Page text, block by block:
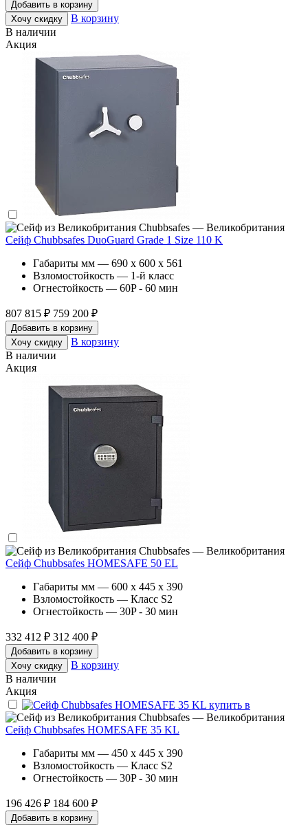
Добавить в корзину
Хочу скидку
В корзину
В наличии
Акция
Chubbsafes — Великобритания
Сейф Chubbsafes DuoGuard Grade 1 Size 110 K
Габариты мм — 690 x 600 x 561
Взломостойкость — 1-й класс
Огнестойкость — 60P - 60 мин
807 815 ₽ 759 200 ₽
Добавить в корзину
Хочу скидку
В корзину
В наличии
Акция
Chubbsafes — Великобритания
Сейф Chubbsafes HOMESAFE 50 EL
Габариты мм — 600 x 445 x 390
Взломостойкость — Класс S2
Огнестойкость — 30P - 30 мин
332 412 ₽ 312 400 ₽
Добавить в корзину
Хочу скидку
В корзину
В наличии
Акция
Chubbsafes — Великобритания
Сейф Chubbsafes HOMESAFE 35 KL
Габариты мм — 450 x 445 x 390
Взломостойкость — Класс S2
Огнестойкость — 30P - 30 мин
196 426 ₽ 184 600 ₽
Добавить в корзину